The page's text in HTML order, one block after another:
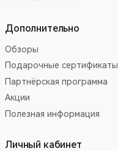
Дополнительно
Обзоры
Подарочные сертификаты
Партнёрская программа
Акции
Полезная информация
Личный кабинет